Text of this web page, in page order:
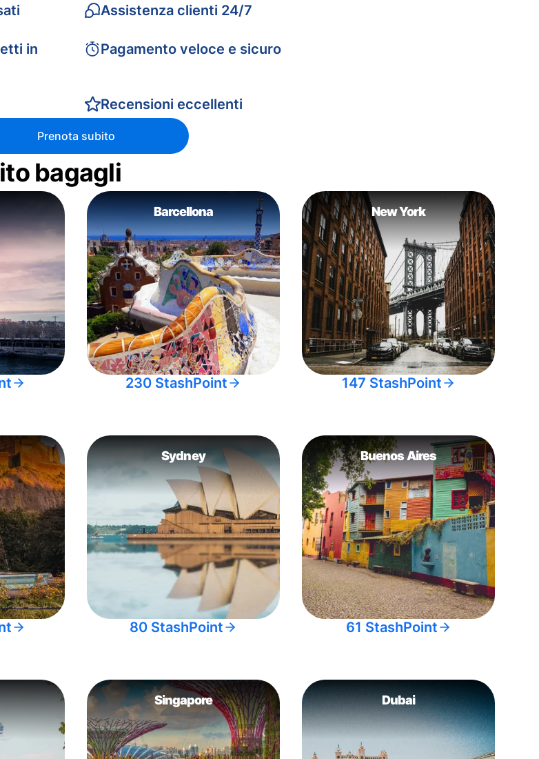
in
Assistenza clienti 24/7
Pagamento veloce e sicuro
Recensioni eccellenti
Prenota subito
bagagli
Barcellona
230 StashPoint
New York
147 StashPoint
Sydney
80 StashPoint
Buenos Aires
61 StashPoint
Singapore Dubai